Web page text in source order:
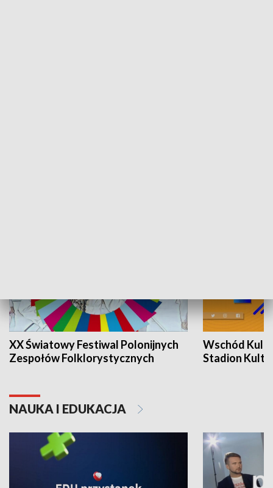
XX Światowy Festiwal Polonijnych
Zespołów Folklorystycznych
Wschód
Stadion
NAUKA I EDUKACJA